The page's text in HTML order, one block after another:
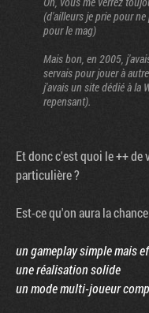
(d'ailleurs je prie pour ne
pour le mag)
Mais bon, en 2005,
servais pour jouer à
j'avais un site dédié à la
repensant).
Et donc c'est quoi le ++ de
particulière ?
Est-ce qu'on aura la
un gameplay simple mais
une réalisation solide
un mode multi-joueur